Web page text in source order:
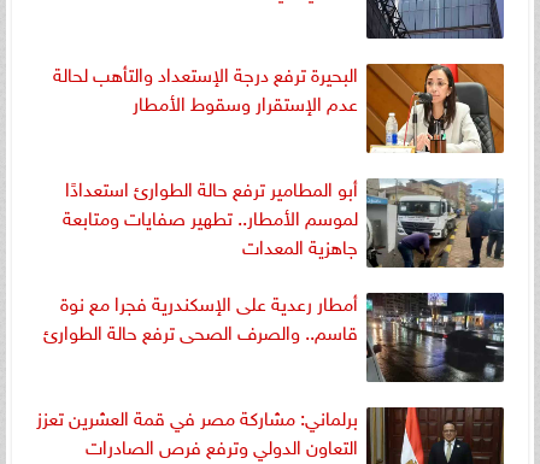
البحيرة ترفع درجة الإستعداد والتأهب لحالة
عدم الإستقرار وسقوط الأمطار
أبو المطامير ترفع حالة الطوارئ استعدادًا
لموسم الأمطار.. تطهير صفايات ومتابعة
جاهزية المعدات
أمطار رعدية على الإسكندرية فجرا مع نوة
قاسم.. والصرف الصحى ترفع حالة الطوارئ
برلماني: مشاركة مصر في قمة العشرين تعزز
التعاون الدولي وترفع فرص الصادرات